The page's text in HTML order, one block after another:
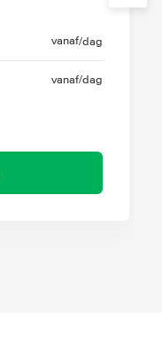
vanaf/dag
vanaf/dag